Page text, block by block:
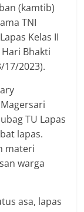
(kamtib)
TNI
Kelas II
Bhakti
17/2023).
TU Lapas
lapas.
materi
warga
asa, lapas